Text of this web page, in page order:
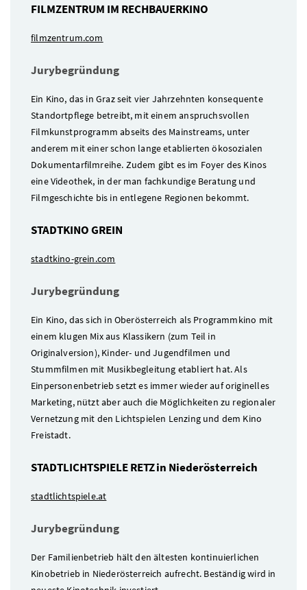
FILMZENTRUM IM RECHBAUERKINO
filmzentrum.com
Jurybegründung
Ein Kino, das in Graz seit vier Jahrzehnten konsequente
Standortpflege betreibt, mit einem anspruchsvollen
Filmkunstprogramm abseits des Mainstreams, unter
anderem mit einer schon lange etablierten ökosozialen
Dokumentarfilmreihe. Zudem gibt es im Foyer des Kinos
eine Videothek, in der man fachkundige Beratung und
Filmgeschichte bis in entlegene Regionen bekommt.
STADTKINO GREIN
stadtkino-grein.com
Jurybegründung
Ein Kino, das sich in Oberösterreich als Programmkino mit
einem klugen Mix aus Klassikern (zum Teil in
Originalversion), Kinder- und Jugendfilmen und
Stummfilmen mit Musikbegleitung etabliert hat. Als
Einpersonenbetrieb setzt es immer wieder auf originelles
Marketing, nützt aber auch die Möglichkeiten zu regionaler
Vernetzung mit den Lichtspielen Lenzing und dem Kino
Freistadt.
STADTLICHTSPIELE RETZ in Niederösterreich
stadtlichtspiele.at
Jurybegründung
Der Familienbetrieb hält den ältesten kontinuierlichen
Kinobetrieb in Niederösterreich aufrecht. Beständig wird in